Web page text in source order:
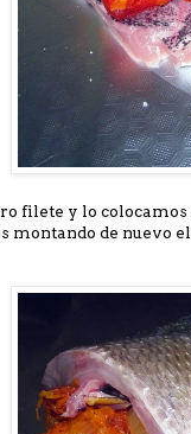
filete y lo
montando de nuevo